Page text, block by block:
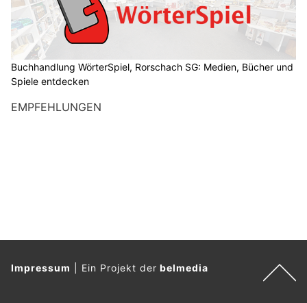
Buchhandlung WörterSpiel, Rorschach SG: Medien, Bücher und
Spiele entdecken
EMPFEHLUNGEN
Impressum Ein Projekt derbelmedia